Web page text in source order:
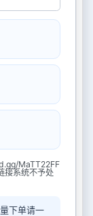
MaTT22FF
接系统不予处
下单请一